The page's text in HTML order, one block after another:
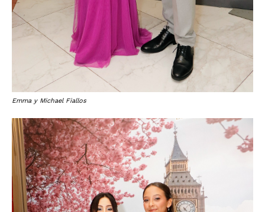
Emma y Michael Fiallos